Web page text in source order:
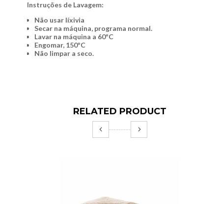
Instruções de Lavagem:
Não usar líxivia
Secar na máquina, programa normal.
Lavar na máquina a 60ºC
Engomar, 150ºC
Não limpar a seco.
RELATED PRODUCT